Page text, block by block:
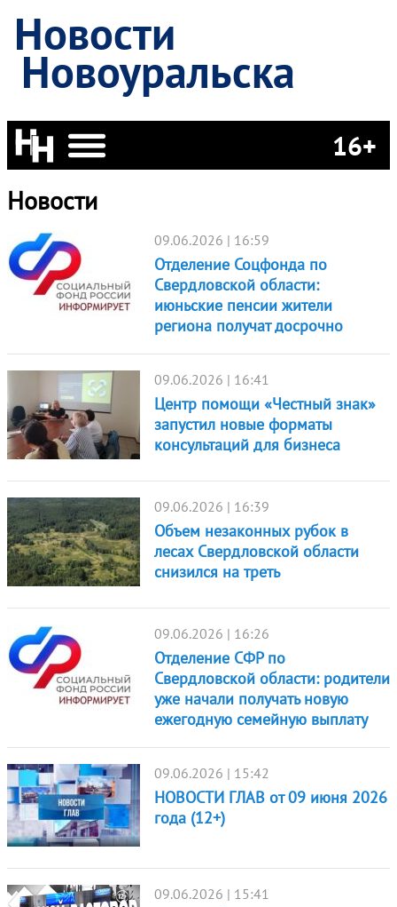
Новости
Новоуральска
16+
Новости
09.06.2026 | 16:59
Отделение Соцфонда по
Свердловской области:
июньские пенсии жители
региона получат досрочно
09.06.2026 | 16:41
Центр помощи «Честный знак»
запустил новые форматы
консультаций для бизнеса
09.06.2026 | 16:39
Объем незаконных рубок в
лесах Свердловской области
снизился на треть
09.06.2026 | 16:26
Отделение СФР по
Свердловской области: родители
уже начали получать новую
ежегодную семейную выплату
09.06.2026 | 15:42
НОВОСТИ ГЛАВ от 09 июня 2026
года (12+)
09.06.2026 | 15:41